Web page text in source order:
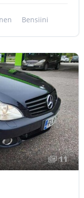
Bensiini
11